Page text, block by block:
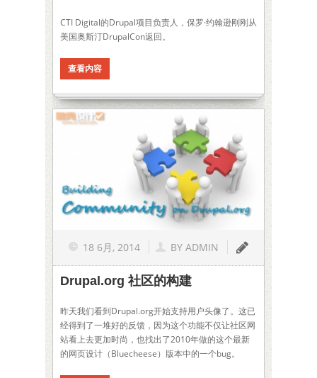
CTI Digital的Drupal项目负责人，保罗·约翰逊刚刚从
美国奥斯汀DrupalCon返回。
查看内容
18 6月, 2014 BY ADMIN
Drupal.org 社区的构建
昨天我们看到Drupal.org开始支持用户头像了。这已
经得到了一堆好的反馈，因为这个功能不仅让社区网
站看上去更加时尚，也找出了2010年做的这个最新
的网页设计（Bluecheese）版本中的一个bug。